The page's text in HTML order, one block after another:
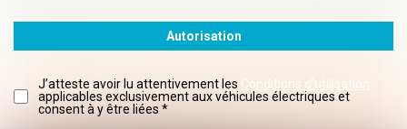
Autorisation
J’atteste avoir lu attentivement les Conditions d’utilisation
applicables exclusivement aux véhicules électriques et
consent à y être liées *